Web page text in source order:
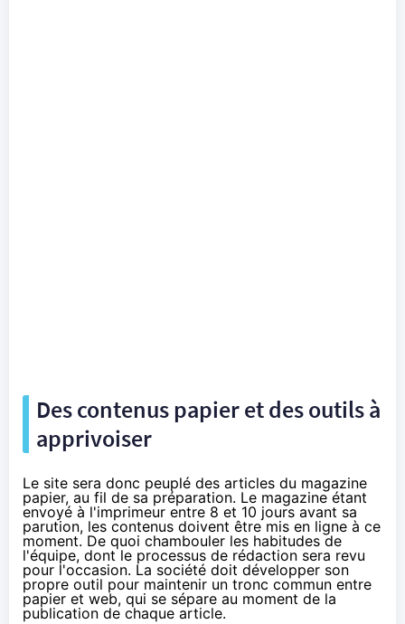
Des contenus papier et des outils à
apprivoiser
Le site sera donc peuplé des articles du magazine
papier, au fil de sa préparation. Le magazine étant
envoyé à l'imprimeur entre 8 et 10 jours avant sa
parution, les contenus doivent être mis en ligne à ce
moment. De quoi chambouler les habitudes de
l'équipe, dont le processus de rédaction sera revu
pour l'occasion. La société doit développer son
propre outil pour maintenir un tronc commun entre
papier et web, qui se sépare au moment de la
publication de chaque article.